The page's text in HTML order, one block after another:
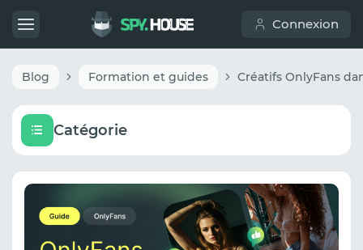
Connexion
Blog Formation et guides
Catégorie